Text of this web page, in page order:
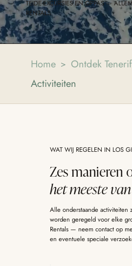
TEIDE-EXCURSIES EN OPPAS —
RENTALS.
Home > Ontdek
Activiteiten
WAT WIJ REGELEN IN LOS
Zes manieren
het meeste
Alle onderstaande activiteiten
worden geregeld voor elke
Rentals — neem contact op
en eventuele speciale